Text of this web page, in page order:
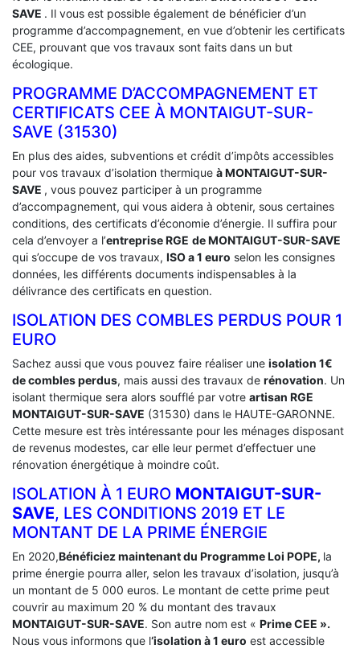
SAVE . Il vous est possible également de bénéficier d’un
programme d’accompagnement, en vue d’obtenir les certificats
CEE, prouvant que vos travaux sont faits dans un but
écologique.
PROGRAMME D’ACCOMPAGNEMENT ET
CERTIFICATS CEE À ‎MONTAIGUT-SUR-
SAVE (31530)
En plus des aides, subventions et crédit d’impôts accessibles
pour vos travaux d’isolation thermique à MONTAIGUT-SUR-
SAVE , vous pouvez participer à un programme
d’accompagnement, qui vous aidera à obtenir, sous certaines
conditions, des certificats d’économie d’énergie. Il suffira pour
cela d’envoyer a l’entreprise RGE de MONTAIGUT-SUR-SAVE
qui s’occupe de vos travaux, ISO a 1 euro selon les consignes
données, les différents documents indispensables à la
délivrance des certificats en question.
ISOLATION DES COMBLES PERDUS POUR 1
EURO
Sachez aussi que vous pouvez faire réaliser une isolation 1€
de combles perdus, mais aussi des travaux de rénovation. Un
isolant thermique sera alors soufflé par votre artisan RGE
MONTAIGUT-SUR-SAVE (31530) dans le HAUTE-GARONNE.
Cette mesure est très intéressante pour les ménages disposant
de revenus modestes, car elle leur permet d’effectuer une
rénovation énergétique à moindre coût.
ISOLATION À 1 EURO MONTAIGUT-SUR-
SAVE, LES CONDITIONS 2019 ET LE
MONTANT DE LA PRIME ÉNERGIE
En 2020,Bénéficiez maintenant du Programme Loi POPE, la
prime énergie pourra aller, selon les travaux d’isolation, jusqu’à
un montant de 5 000 euros. Le montant de cette prime peut
couvrir au maximum 20 % du montant des travaux
MONTAIGUT-SUR-SAVE. Son autre nom est « Prime CEE ».
Nous vous informons que l‘isolation à 1 euro est accessible